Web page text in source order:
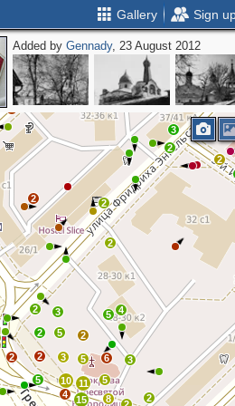
Gallery Sign
Added byGennady, 23 August 2012
8
5
11
15
4
10
5 6 3
2
2
2
3
2
2
2
4
5
3
2
2 5
2
3
2
5
2
2